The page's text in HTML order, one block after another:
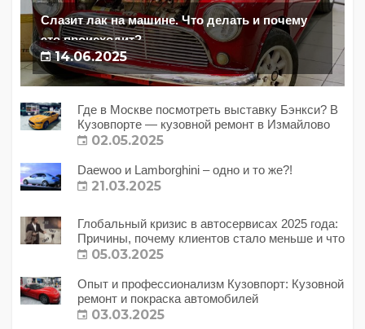
Слазит лак на машине. Что делать и почему
это происходит?
14.06.2025
Где в Москве посмотреть выставку Бэнкси? В
Кузовпорте — кузовной ремонт в Измайлово
02.05.2025
Daewoo и Lamborghini – одно и то же?!
21.03.2025
Глобальный кризис в автосервисах 2025 года:
Причины, почему клиентов стало меньше и что
с этим делать?
05.03.2025
Опыт и профессионализм Кузовпорт: Кузовной
ремонт и покраска автомобилей
03.03.2025